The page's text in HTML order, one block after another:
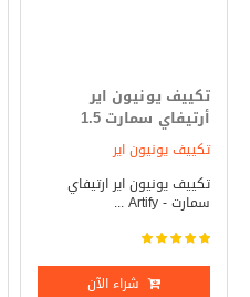
تكييف يونيون اير
أرتيفاي سمارت 1.5
حصان بارد فقط
تكييف يونيون اير
تكييف يونيون اير ارتيفاي
سمارت - Artify ...
شراء الآن